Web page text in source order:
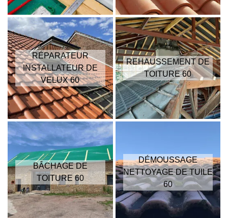
RÉPARATEUR
INSTALLATEUR DE
VELUX 60
REHAUSSEMENT DE
TOITURE 60
BÂCHAGE DE
TOITURE 60
DÉMOUSSAGE
NETTOYAGE DE TUILE
60